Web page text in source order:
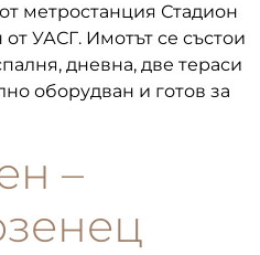
метростанция Стадион
УАСГ. Имотът се състои
дневна, две тераси
оборудван и готов за
–